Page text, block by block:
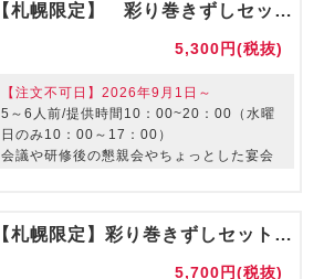
【札幌限定】 彩り巻きずしセット【ご利用期間：～8/31】
5,300円(税抜)
【注文不可日】2026年9月1日～
5～6人前/提供時間10：00~20：00（水曜
日のみ10：00～17：00）
会議や研修後の懇親会やちょっとした宴会
【札幌限定】彩り巻きずしセット【ご利用期間：9/1～】
5,700円(税抜)